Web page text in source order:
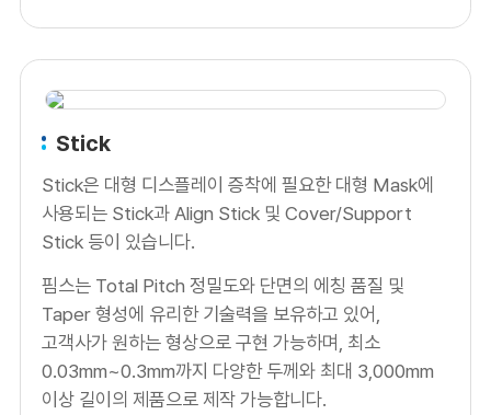
Stick
Stick은 대형 디스플레이 증착에 필요한 대형 Mask에
사용되는 Stick과 Align Stick 및 Cover/Support
Stick 등이 있습니다.
핌스는 Total Pitch 정밀도와 단면의 에칭 품질 및
Taper 형성에 유리한 기술력을 보유하고 있어,
고객사가 원하는 형상으로 구현 가능하며, 최소
0.03mm~0.3mm까지 다양한 두께와 최대 3,000mm
이상 길이의 제품으로 제작 가능합니다.